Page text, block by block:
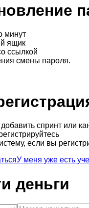
минут
ящик
ссылкой
смены пароля.
спринт или
если вы
У меня уже есть
деньги